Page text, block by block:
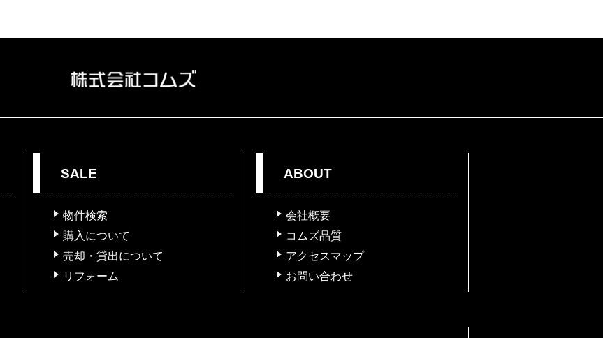
SALE
物件検索
購入について
売却・貸出について
リフォーム
ABOUT
会社概要
コムズ品質
アクセスマップ
お問い合わせ